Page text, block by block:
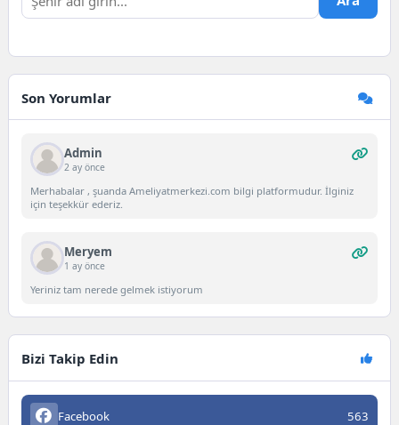
Son Yorumlar
Admin
2 ay önce
Merhabalar , şuanda Ameliyatmerkezi.com bilgi platformudur. İlginiz
için teşekkür ederiz.
Meryem
1 ay önce
Yeriniz tam nerede gelmek istiyorum
Bizi Takip Edin
Facebook 563